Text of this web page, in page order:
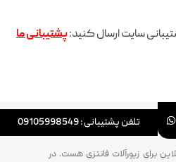
سایت ارسال کنید:پشتیبانی ما
تلفن پشتیبانی : 09105998549
برای زیورآلات فانتزی هست. در